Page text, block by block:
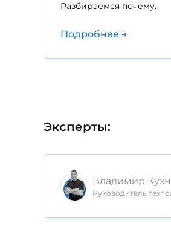
Разбираемся почему.
Подробнее →
Эксперты:
Владимир
Руководитель